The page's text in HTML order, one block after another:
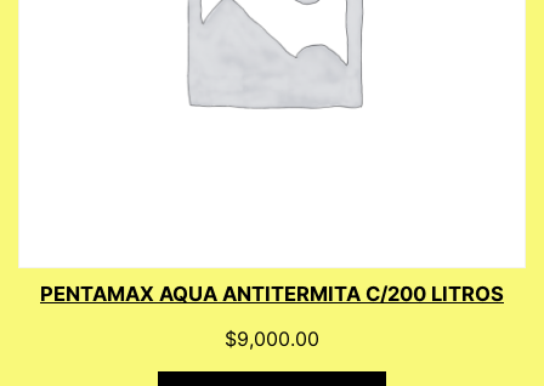
PENTAMAX AQUA ANTITERMITA C/200 LITROS
$9,000.00